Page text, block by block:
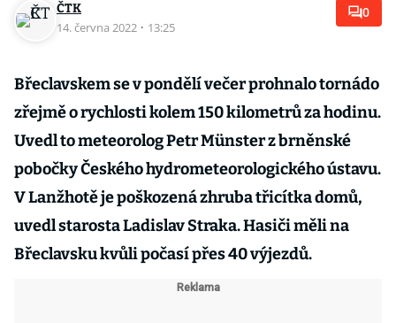
ČTK
14. června 2022 · 13:25
0
Břeclavskem se v pondělí večer prohnalo tornádo
zřejmě o rychlosti kolem 150 kilometrů za hodinu.
Uvedl to meteorolog Petr Münster z brněnské
pobočky Českého hydrometeorologického ústavu.
V Lanžhotě je poškozená zhruba třicítka domů,
uvedl starosta Ladislav Straka. Hasiči měli na
Břeclavsku kvůli počasí přes 40 výjezdů.